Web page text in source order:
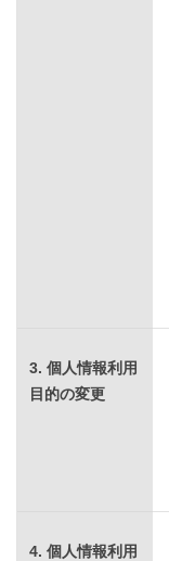
3. 個人情報利用
目的の変更
4. 個人情報利用